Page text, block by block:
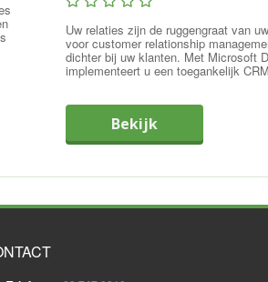
Uw relaties zijn de ruggengraat van
voor customer relationship
dichter bij uw klanten. Met Microsoft
implementeert u een toegankelijk
Bekijk